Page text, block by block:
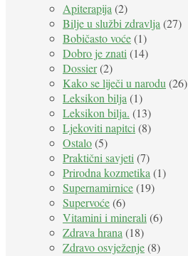
Apiterapija(2)
Bilje u službi zdravlja(27)
Bobičasto voće(1)
Dobro je znati(14)
Dossier(2)
Kako se liječi u narodu(26)
Leksikon bilja(1)
Leksikon bilja. (13)
Ljekoviti napitci(8)
Ostalo(5)
Praktični savjeti(7)
Prirodna kozmetika(1)
Supernamirnice(19)
Supervoće(6)
Vitamini i minerali(6)
Zdrava hrana(18)
Zdravo osvježenje(8)